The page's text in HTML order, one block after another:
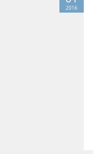
2016